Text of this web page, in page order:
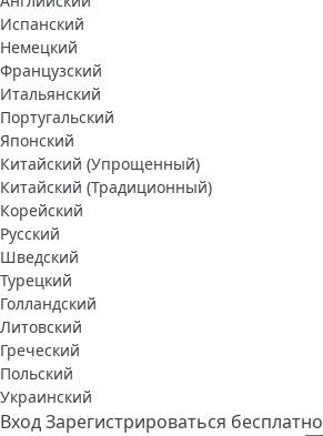
Испанский
Немецкий
Французский
Итальянский
Португальский
Японский
Китайский (Упрощенный)
Китайский (Традиционный)
Корейский
Русский
Шведский
Турецкий
Голландский
Литовский
Греческий
Польский
Украинский
ВходЗарегистрироваться бесплатно